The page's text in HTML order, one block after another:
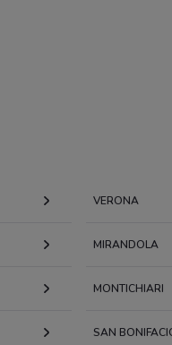
VERONA
MIRANDOLA
MONTICHIARI
SAN